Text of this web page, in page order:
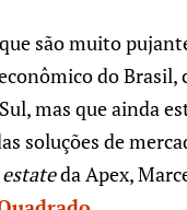
são muito
do Brasil,
mas que ainda
soluções de
estateda Apex,